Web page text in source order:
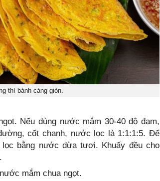
thì bánh càng giòn.
Nếu dùng nước mắm 30-40 độ đạm,
cốt chanh, nước lọc là 1:1:1:5. Để
bằng nước dừa tươi. Khuấy đều cho
mắm chua ngọt.